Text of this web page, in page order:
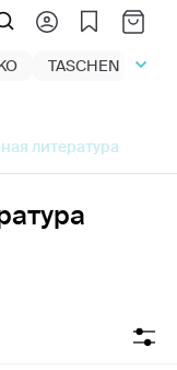
TASCHEN
литература